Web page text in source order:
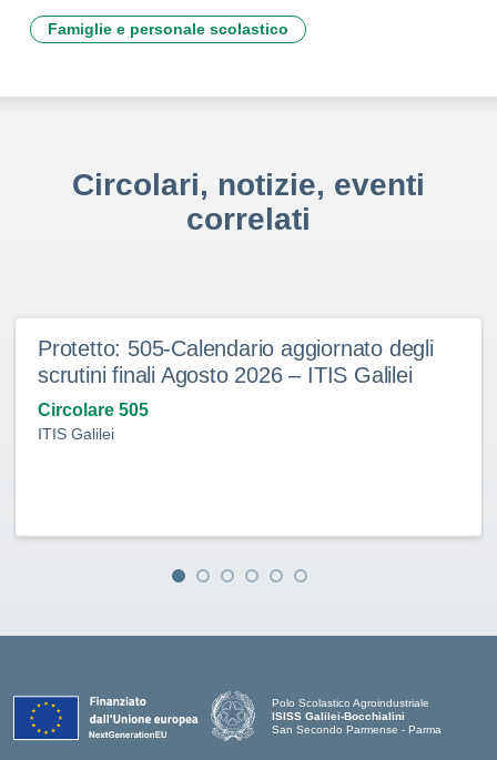
Famiglie e personale scolastico
Circolari, notizie, eventi
correlati
Protetto: 505-Calendario aggiornato degli
scrutini finali Agosto 2026 – ITIS Galilei
Circolare 505
ITIS Galilei
Polo Scolastico Agroindustriale
ISISS Galilei-Bocchialini
San Secondo Parmense - Parma